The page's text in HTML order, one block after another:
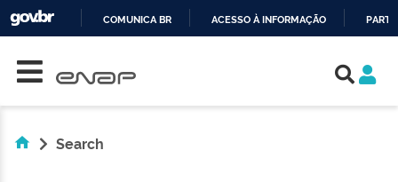
COMUNICA BR ACESSO À INFORMAÇÃO
Search